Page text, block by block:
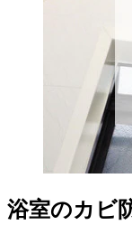
浴室のカビ